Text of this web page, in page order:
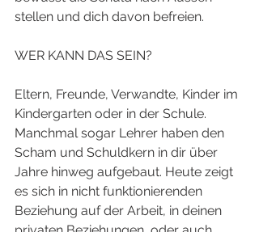
stellen und dich davon befreien.
WER KANN DAS SEIN?
Eltern, Freunde, Verwandte, Kinder im
Kindergarten oder in der Schule.
Manchmal sogar Lehrer haben den
Scham und Schuldkern in dir über
Jahre hinweg aufgebaut. Heute zeigt
es sich in nicht funktionierenden
Beziehung auf der Arbeit, in deinen